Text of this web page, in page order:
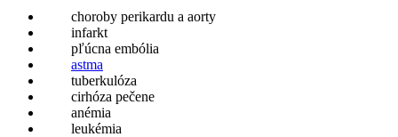
choroby perikardu a aorty
infarkt
pľúcna embólia
astma
tuberkulóza
cirhóza pečene
anémia
leukémia